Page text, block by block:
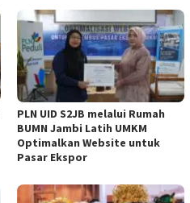
PLN UID S2JB melalui Rumah
BUMN Jambi Latih UMKM
Optimalkan Website untuk
Pasar Ekspor